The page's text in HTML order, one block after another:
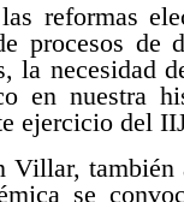
reformas
procesos de
la necesidad
en nuestra
ejercicio del
Villar,
se